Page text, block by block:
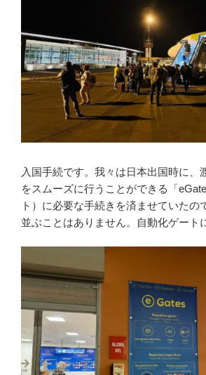
入国手続です。我々は日本出国時に、
をスムーズに行うことができる「
ト）に必要な手続きを済ませていたの
並ぶことはありません。自動化ゲート